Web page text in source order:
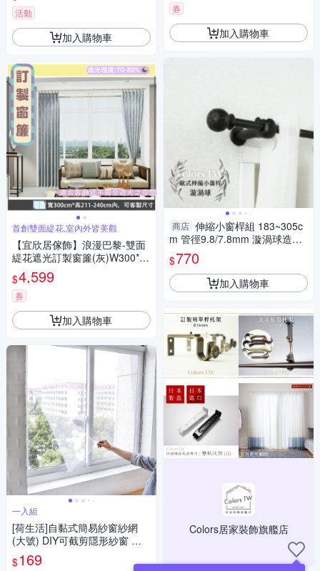
活動
加入購物車
首創雙面緹花,室內外皆美觀
【宜欣居傢飾】浪漫巴黎-雙面
緹花遮光訂製窗簾(灰)W300*H
211-240cm以內*2片/台灣製
$4,599
券
加入購物車
一入組
[荷生活]自黏式簡易紗窗紗網
(大號) DIY可截剪隱形紗窗 附
魔術貼
$169
券
加入購物車
商店 伸縮小窗桿組 183~305c
m 管徑9.8/7.8mm 漩渦球造型
窗簾桿 歐式 台灣製造 偏遠地區
請見圖示
$770
加入購物車
Colors居家裝飾旗艦店